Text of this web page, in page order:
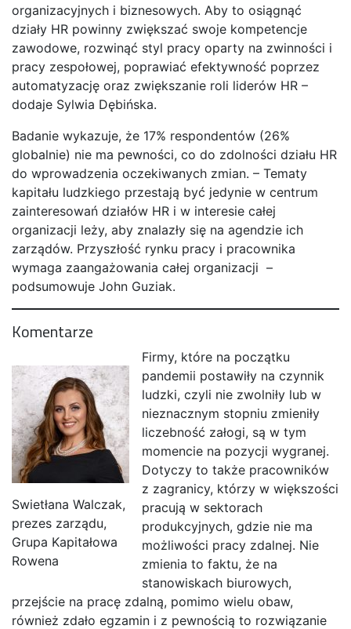
organizacyjnych i biznesowych. Aby to osiągnąć
działy HR powinny zwiększać swoje kompetencje
zawodowe, rozwinąć styl pracy oparty na zwinności i
pracy zespołowej, poprawiać efektywność poprzez
automatyzację oraz zwiększanie roli liderów HR –
dodaje Sylwia Dębińska.
Badanie wykazuje, że 17% respondentów (26%
globalnie) nie ma pewności, co do zdolności działu HR
do wprowadzenia oczekiwanych zmian. – Tematy
kapitału ludzkiego przestają być jedynie w centrum
zainteresowań działów HR i w interesie całej
organizacji leży, aby znalazły się na agendzie ich
zarządów. Przyszłość rynku pracy i pracownika
wymaga zaangażowania całej organizacji –
podsumowuje John Guziak.
Komentarze
Swietłana Walczak,
prezes zarządu,
Grupa Kapitałowa
Rowena
Firmy, które na początku
pandemii postawiły na czynnik
ludzki, czyli nie zwolniły lub w
nieznacznym stopniu zmieniły
liczebność załogi, są w tym
momencie na pozycji wygranej.
Dotyczy to także pracowników
z zagranicy, którzy w większości
pracują w sektorach
produkcyjnych, gdzie nie ma
możliwości pracy zdalnej. Nie
zmienia to faktu, że na
stanowiskach biurowych,
przejście na pracę zdalną, pomimo wielu obaw,
również zdało egzamin i z pewnością to rozwiązanie